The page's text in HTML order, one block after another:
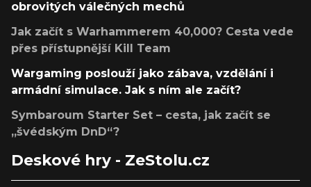
obrovitých válečných mechů
Jak začít s Warhammerem 40,000? Cesta vede
přes přístupnější Kill Team
Wargaming poslouží jako zábava, vzdělání i
armádní simulace. Jak s ním ale začít?
Symbaroum Starter Set – cesta, jak začít se
„švédským DnD“?
Deskové hry - ZeStolu.cz